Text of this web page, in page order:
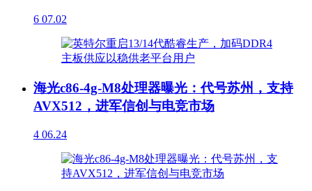
6 07.02
海光c86-4g-M8处理器曝光：代号苏州，支持
AVX512，进军信创与电竞市场
4 06.24